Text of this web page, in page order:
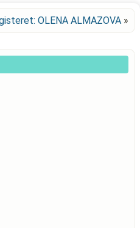
OLENA ALMAZOVA »